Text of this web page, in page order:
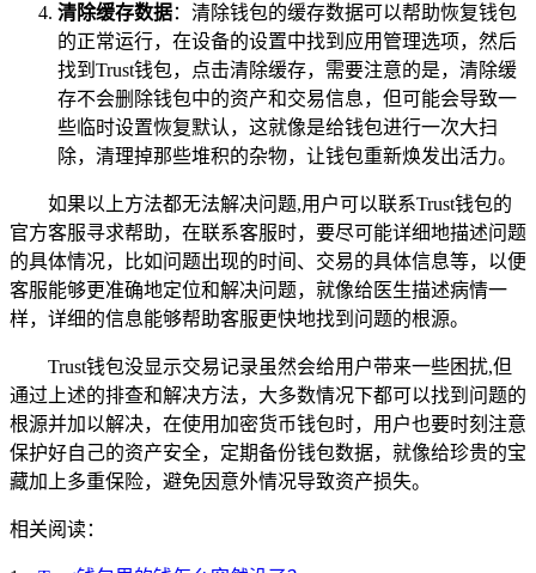
清除缓存数据：清除钱包的缓存数据可以帮助恢复钱包
的正常运行，在设备的设置中找到应用管理选项，然后
找到Trust钱包，点击清除缓存，需要注意的是，清除缓
存不会删除钱包中的资产和交易信息，但可能会导致一
些临时设置恢复默认，这就像是给钱包进行一次大扫
除，清理掉那些堆积的杂物，让钱包重新焕发出活力。
如果以上方法都无法解决问题,用户可以联系Trust钱包的
官方客服寻求帮助，在联系客服时，要尽可能详细地描述问题
的具体情况，比如问题出现的时间、交易的具体信息等，以便
客服能够更准确地定位和解决问题，就像给医生描述病情一
样，详细的信息能够帮助客服更快地找到问题的根源。
Trust钱包没显示交易记录虽然会给用户带来一些困扰,但
通过上述的排查和解决方法，大多数情况下都可以找到问题的
根源并加以解决，在使用加密货币钱包时，用户也要时刻注意
保护好自己的资产安全，定期备份钱包数据，就像给珍贵的宝
藏加上多重保险，避免因意外情况导致资产损失。
相关阅读：